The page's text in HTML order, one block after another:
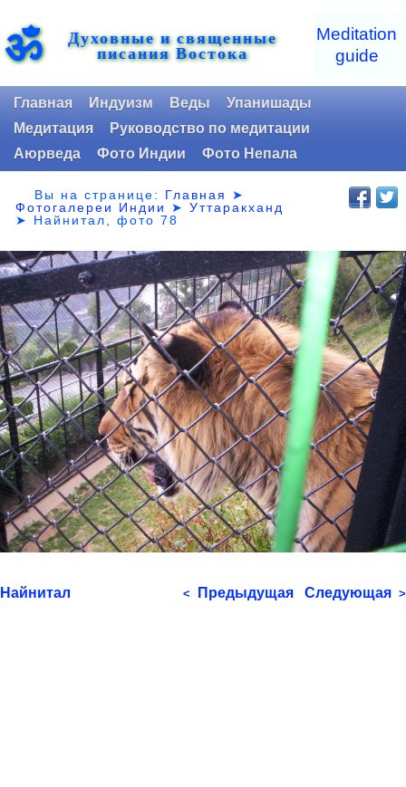
ॐ Духовные и священные
писания Востока
Meditation
guide
Главная Индуизм Веды
Упанишады
Медитация
Руководство по медитации
Аюрведа
Фото Индии Фото Непала
Вы на странице: Главная
➤
Фотогалереи Индии
➤Уттаракханд
➤ Найнитал, фото 78
Найнитал < Предыдущая Следующая >